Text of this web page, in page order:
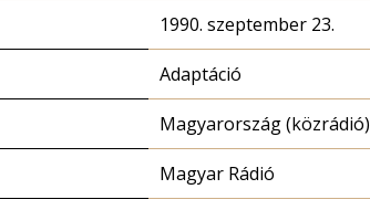
1990. szeptember 23.
Adaptáció
Magyarország (közrádió)
Magyar Rádió